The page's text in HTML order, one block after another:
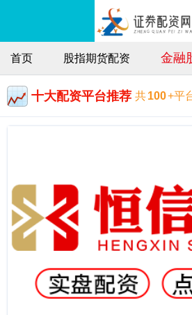
首页 股指期货配资 金融
十大配资平台推荐 共100+平